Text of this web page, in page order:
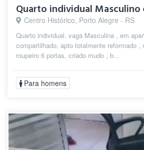
Centro Histórico, Porto Alegre - RS
Quarto individual, vaga Masculina , em
compartilhado, apto totalmente reformado ,
roupeiro 6 portas, criado mudo , b...
Para homens